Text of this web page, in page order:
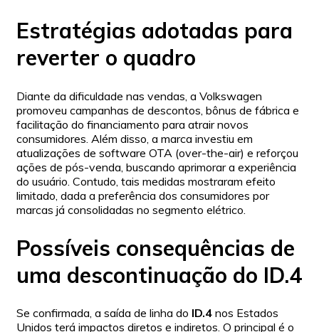
Estratégias adotadas para
reverter o quadro
Diante da dificuldade nas vendas, a Volkswagen
promoveu campanhas de descontos, bônus de fábrica e
facilitação do financiamento para atrair novos
consumidores. Além disso, a marca investiu em
atualizações de software OTA (over-the-air) e reforçou
ações de pós-venda, buscando aprimorar a experiência
do usuário. Contudo, tais medidas mostraram efeito
limitado, dada a preferência dos consumidores por
marcas já consolidadas no segmento elétrico.
Possíveis consequências de
uma descontinuação do ID.4
Se confirmada, a saída de linha do ID.4 nos Estados
Unidos terá impactos diretos e indiretos. O principal é o